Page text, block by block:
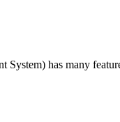
has many